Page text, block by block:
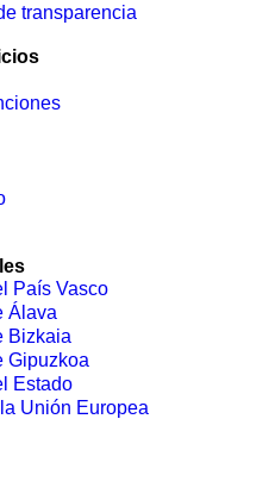
transparencia
País Vasco
Álava
Bizkaia
Gipuzkoa
Estado
Unión Europea